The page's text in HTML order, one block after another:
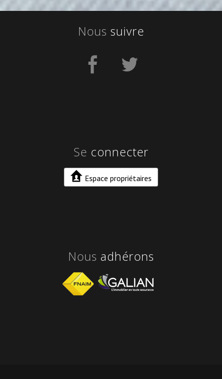
nous suivre
se connecter
Espace propriétaires
nous adhérons